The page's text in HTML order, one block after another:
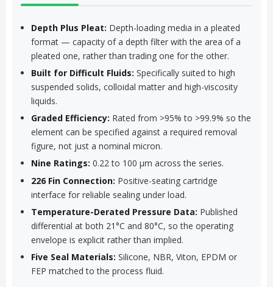
Depth Plus Pleat: Depth-loading media in a pleated
format — capacity of a depth filter with the area of a
pleated one, rather than trading one for the other.
Built for Difficult Fluids: Specifically suited to high
suspended solids, colloidal matter and high-viscosity
liquids.
Graded Efficiency: Rated from >95% to >99.9% so the
element can be specified against a required removal
figure, not just a nominal micron.
Nine Ratings: 0.22 to 100 µm across the series.
226 Fin Connection: Positive-seating cartridge
interface for reliable sealing under load.
Temperature-Derated Pressure Data: Published
differential at both 21°C and 80°C, so the operating
envelope is explicit rather than implied.
Five Seal Materials: Silicone, NBR, Viton, EPDM or
FEP matched to the process fluid.